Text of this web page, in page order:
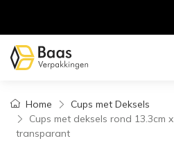
Home
Cups met Deksels
Cups met deksels rond 13.3cm
transparant